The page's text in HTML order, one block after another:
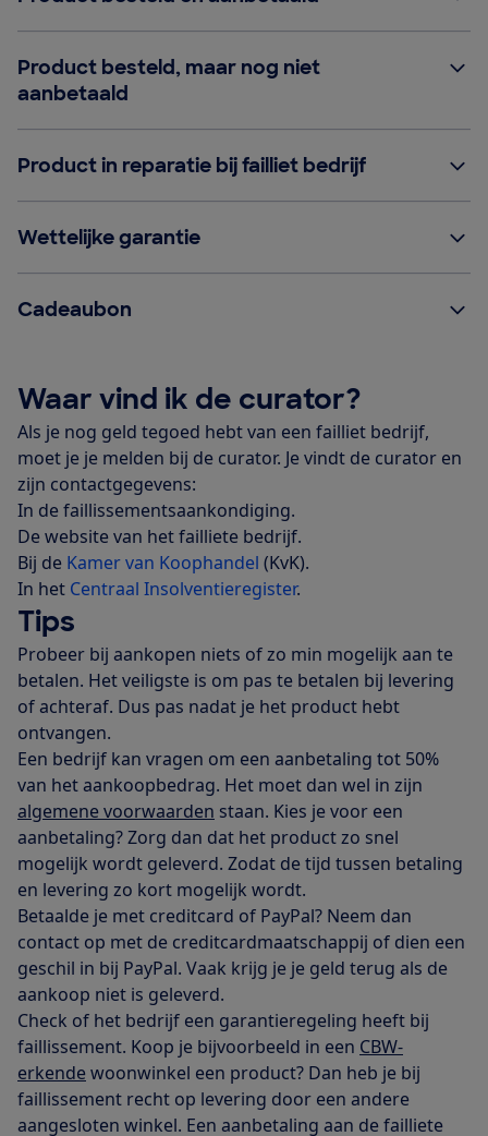
Product besteld, maar nog niet
aanbetaald
Product in reparatie bij failliet bedrijf
Wettelijke garantie
Cadeaubon
Waar vind ik de curator?
Als je nog geld tegoed hebt van een failliet bedrijf,
moet je je melden bij de curator. Je vindt de curator en
zijn contactgegevens:
In de faillissementsaankondiging.
De website van het failliete bedrijf.
Bij de Kamer van Koophandel (KvK).
In het Centraal Insolventieregister.
Tips
Probeer bij aankopen niets of zo min mogelijk aan te
betalen. Het veiligste is om pas te betalen bij levering
of achteraf. Dus pas nadat je het product hebt
ontvangen.
Een bedrijf kan vragen om een aanbetaling tot 50%
van het aankoopbedrag. Het moet dan wel in zijn
algemene voorwaarden staan. Kies je voor een
aanbetaling? Zorg dan dat het product zo snel
mogelijk wordt geleverd. Zodat de tijd tussen betaling
en levering zo kort mogelijk wordt.
Betaalde je met creditcard of PayPal? Neem dan
contact op met de creditcardmaatschappij of dien een
geschil in bij PayPal. Vaak krijg je je geld terug als de
aankoop niet is geleverd.
Check of het bedrijf een garantieregeling heeft bij
faillissement. Koop je bijvoorbeeld in een CBW-
erkendewoonwinkel een product? Dan heb je bij
faillissement recht op levering door een andere
aangesloten winkel. Een aanbetaling aan de failliete